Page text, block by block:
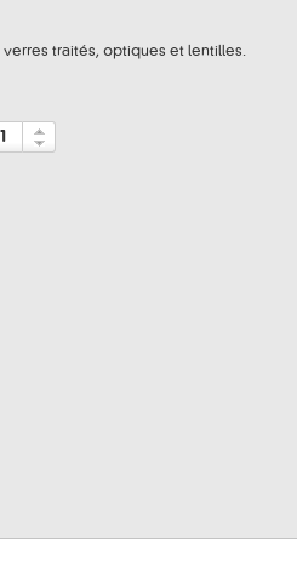
traités, optiques et lentilles.